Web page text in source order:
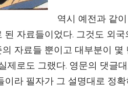
역시 예전과 같
자료들이었다. 그것도 외
자료들 뿐이고 대부분이
제로도 그랬다. 영문의 댓글
라 필자가 그 설명대로 정